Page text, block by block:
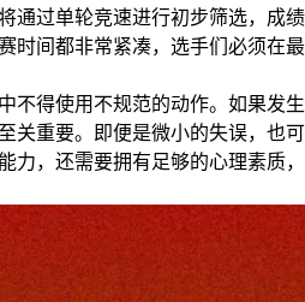
通过单轮竞速进行初步筛选，成
时间都非常紧凑，选手们必须在
不得使用不规范的动作。如果发
关重要。即便是微小的失误，也
力，还需要拥有足够的心理素质